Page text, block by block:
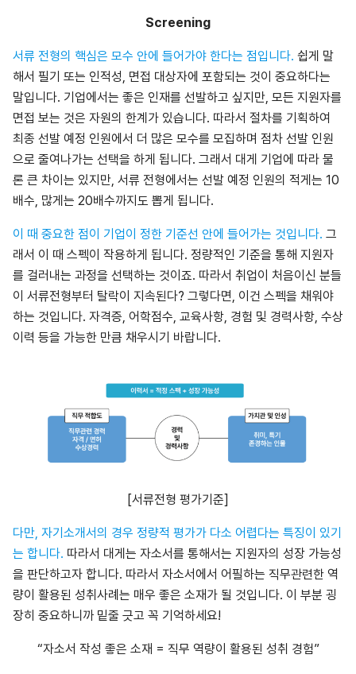
Screening
서류 전형의 핵심은 모수 안에 들어가야 한다는 점입니다. 쉽게 말
해서 필기 또는 인적성, 면접 대상자에 포함되는 것이 중요하다는
말입니다. 기업에서는 좋은 인재를 선발하고 싶지만, 모든 지원자를
면접 보는 것은 자원의 한계가 있습니다. 따라서 절차를 기획하여
최종 선발 예정 인원에서 더 많은 모수를 모집하며 점차 선발 인원
으로 줄여나가는 선택을 하게 됩니다. 그래서 대게 기업에 따라 물
론 큰 차이는 있지만, 서류 전형에서는 선발 예정 인원의 적게는 10
배수, 많게는 20배수까지도 뽑게 됩니다.
이 때 중요한 점이 기업이 정한 기준선 안에 들어가는 것입니다. 그
래서 이 때 스펙이 작용하게 됩니다. 정량적인 기준을 통해 지원자
를 걸러내는 과정을 선택하는 것이죠. 따라서 취업이 처음이신 분들
이 서류전형부터 탈락이 지속된다? 그렇다면, 이건 스펙을 채워야
하는 것입니다. 자격증, 어학점수, 교육사항, 경험 및 경력사항, 수상
이력 등을 가능한 만큼 채우시기 바랍니다.
[서류전형 평가기준]
다만, 자기소개서의 경우 정량적 평가가 다소 어렵다는 특징이 있기
는 합니다. 따라서 대게는 자소서를 통해서는 지원자의 성장 가능성
을 판단하고자 합니다. 따라서 자소서에서 어필하는 직무관련한 역
량이 활용된 성취사례는 매우 좋은 소재가 될 것입니다. 이 부분 굉
장히 중요하니까 밑줄 긋고 꼭 기억하세요!
“자소서 작성 좋은 소재 = 직무 역량이 활용된 성취 경험”